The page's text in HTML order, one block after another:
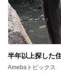
半年以上探した
Amebaトピックス